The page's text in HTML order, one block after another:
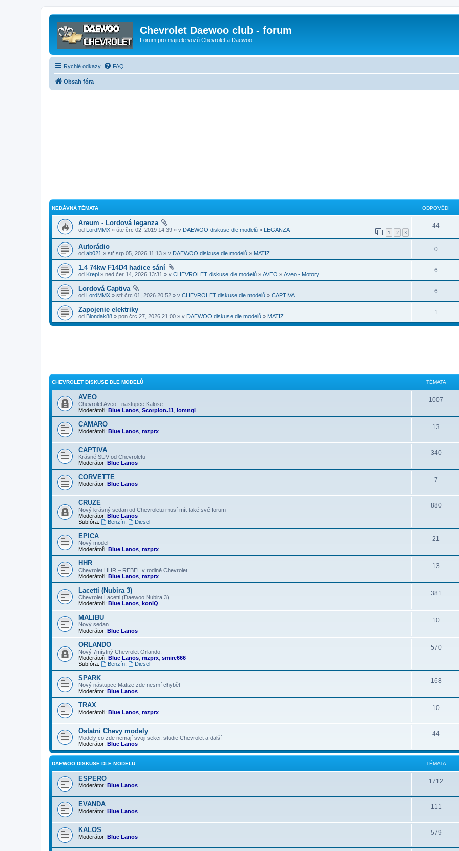
Chevrolet Daewoo club - forum
Forum pro majitele vozů Chevrolet a Daewoo
Rychlé odkazy FAQ
Obsah fóra
NEDÁVNÁ TÉMATA ODPOVĚDI
Areum - Lordová leganza
1 2 3
od LordMMX » úte črc 02, 2019 14:39 » v DAEWOO diskuse dle modelů » LEGANZA
44
Autorádio
od ab021 » stř srp 05, 2026 11:13 » v DAEWOO diskuse dle modelů » MATIZ
0
1.4 74kw F14D4 hadice sání
od Krepi » ned čer 14, 2026 13:31 » v CHEVROLET diskuse dle modelů » AVEO » Aveo - Motory
6
Lordová Captiva
od LordMMX » stř črc 01, 2026 20:52 » v CHEVROLET diskuse dle modelů » CAPTIVA
6
Zapojenie elektriky
od Blondak88 » pon črc 27, 2026 21:00 » v DAEWOO diskuse dle modelů » MATIZ
1
CHEVROLET DISKUSE DLE MODELŮ TÉMATA
AVEO
Chevrolet Aveo - nastupce Kalose
Moderátoři: Blue Lanos Scorpion.11 lomngi
1007
CAMARO
Moderátoři: Blue Lanos mzprx
13
CAPTIVA
Krásné SUV od Chevroletu
Moderátor: Blue Lanos
340
CORVETTE
Moderátor: Blue Lanos
7
CRUZE
Nový krásný sedan od Chevroletu musí mít také své forum
Moderátor: Blue Lanos
Subfóra:
Benzín, Diesel
880
EPICA
Nový model
Moderátoři: Blue Lanos mzprx
21
HHR
Chevrolet HHR – REBEL v rodině Chevrolet
Moderátoři: Blue Lanos mzprx
13
Lacetti (Nubira 3)
Chevrolet Lacetti (Daewoo Nubira 3)
Moderátoři: Blue Lanos koniQ
381
MALIBU
Nový sedan
Moderátor: Blue Lanos
10
ORLANDO
Nový 7místný Chevrolet Orlando.
Moderátoři: Blue Lanos mzprx smire666
Subfóra:
Benzín, Diesel
570
SPARK
Nový nástupce Matize zde nesmí chybět
Moderátor: Blue Lanos
168
TRAX
Moderátoři: Blue Lanos mzprx
10
Ostatni Chevy modely
Modely co zde nemají svoji sekci, studie Chevrolet a další
Moderátor: Blue Lanos
44
DAEWOO DISKUSE DLE MODELŮ TÉMATA
ESPERO
Moderátor: Blue Lanos
1712
EVANDA
Moderátor: Blue Lanos
111
KALOS
Moderátor: Blue Lanos
579